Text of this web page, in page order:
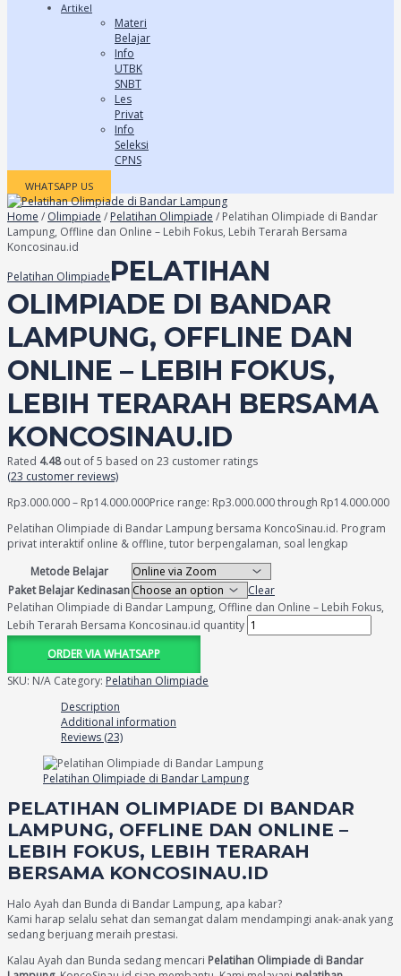
Artikel
Materi
Belajar
Info
UTBK
SNBT
Les
Privat
Info
Seleksi
CPNS
WHATSAPP US
Home / Olimpiade / Pelatihan Olimpiade / Pelatihan Olimpiade di Bandar
Lampung, Offline dan Online – Lebih Fokus, Lebih Terarah Bersama
Koncosinau.id
Pelatihan OlimpiadePELATIHAN
OLIMPIADE DI BANDAR
LAMPUNG, OFFLINE DAN
ONLINE – LEBIH FOKUS,
LEBIH TERARAH BERSAMA
KONCOSINAU.ID
Rated 4.48out of 5 based on 23 customer ratings
(23 customer reviews)
Rp3.000.000– Rp14.000.000Price range: Rp3.000.000 through Rp14.000.000
Pelatihan Olimpiade di Bandar Lampung bersama KoncoSinau.id. Program
privat interaktif online & offline, tutor berpengalaman, soal lengkap
Metode Belajar
Paket Belajar Kedinasan
Clear
Pelatihan Olimpiade di Bandar Lampung, Offline dan Online – Lebih Fokus,
Lebih Terarah Bersama Koncosinau.id quantity
ORDER VIA WHATSAPP
SKU: N/A Category: Pelatihan Olimpiade
Description
Additional information
Reviews (23)
Pelatihan Olimpiade di Bandar Lampung
PELATIHAN OLIMPIADE DI BANDAR
LAMPUNG, OFFLINE DAN ONLINE –
LEBIH FOKUS, LEBIH TERARAH
BERSAMA KONCOSINAU.ID
Halo Ayah dan Bunda di Bandar Lampung, apa kabar?
Kami harap selalu sehat dan semangat dalam mendampingi anak-anak yang
sedang berjuang meraih prestasi.
Kalau Ayah dan Bunda sedang mencari Pelatihan Olimpiade di Bandar